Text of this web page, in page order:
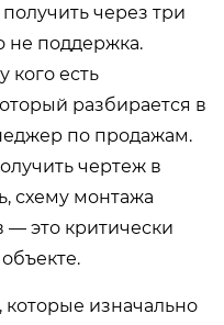
через три
не поддержка.
кого есть
разбирается в
по продажам.
чертеж в
схему монтажа
это критически
, которые изначально